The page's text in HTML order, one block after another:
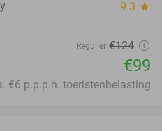
9.3 star
Regulier €124
€99
€6 p.p.p.n. toeristenbelasting